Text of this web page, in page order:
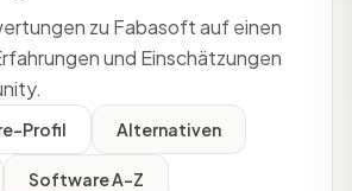
zu Fabasoft auf einen
und Einschätzungen
Profil Alternativen
Software A-Z